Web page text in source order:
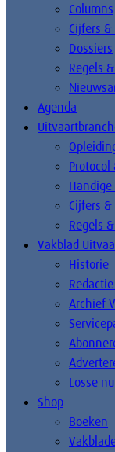
Columns
Cijfers
Dossiers
Regels
Agenda
Protocol
Cijfers
Regels
Vakblad
Historie
Archief
Losse
Shop
Boeken